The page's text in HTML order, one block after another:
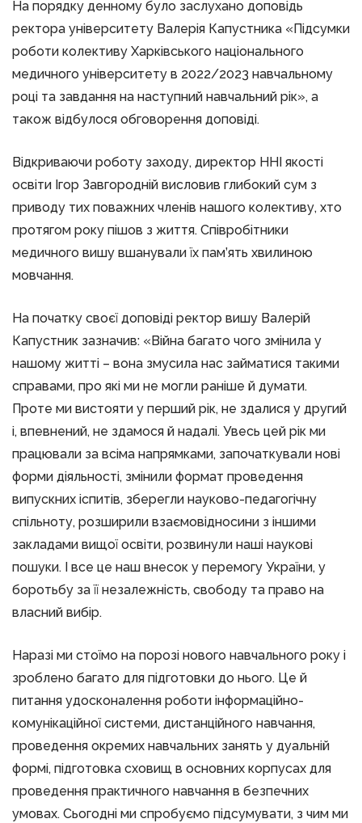
На порядку денному було заслухано доповідь
ректора університету Валерія Капустника «Підсумки
роботи колективу Харківського національного
медичного університету в 2022/2023 навчальному
році та завдання на наступний навчальний рік», а
також відбулося обговорення доповіді.
Відкриваючи роботу заходу, директор ННІ якості
освіти Ігор Завгородній висловив глибокий сум з
приводу тих поважних членів нашого колективу, хто
протягом року пішов з життя. Співробітники
медичного вишу вшанували їх пам’ять хвилиною
мовчання.
На початку своєї доповіді ректор вишу Валерій
Капустник зазначив: «Війна багато чого змінила у
нашому житті – вона змусила нас займатися такими
справами, про які ми не могли раніше й думати.
Проте ми вистояти у перший рік, не здалися у другий
і, впевнений, не здамося й надалі. Увесь цей рік ми
працювали за всіма напрямками, започаткували нові
форми діяльності, змінили формат проведення
випускних іспитів, зберегли науково-педагогічну
спільноту, розширили взаємовідносини з іншими
закладами вищої освіти, розвинули наші наукові
пошуки. І все це наш внесок у перемогу України, у
боротьбу за її незалежність, свободу та право на
власний вибір.
Наразі ми стоїмо на порозі нового навчального року і
зроблено багато для підготовки до нього. Це й
питання удосконалення роботи інформаційно-
комунікаційної системи, дистанційного навчання,
проведення окремих навчальних занять у дуальній
формі, підготовка сховищ в основних корпусах для
проведення практичного навчання в безпечних
умовах. Сьогодні ми спробуємо підсумувати, з чим ми